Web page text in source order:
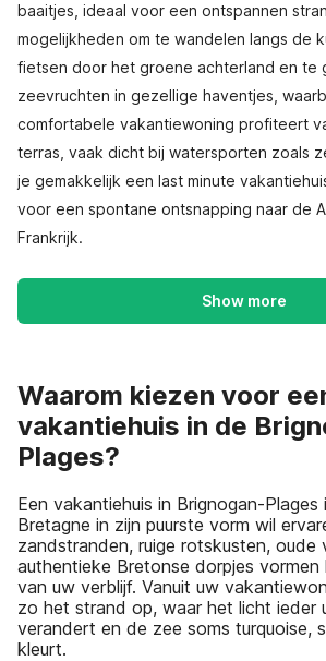
baaitjes, ideaal voor een ontspannen
mogelijkheden om te wandelen langs de
fietsen door het groene achterland en te
zeevruchten in gezellige haventjes,
comfortabele vakantiewoning profiteert
terras, vaak dicht bij watersporten zoals
je gemakkelijk een last minute
voor een spontane ontsnapping naar de
Frankrijk.
Show more
Waarom kiezen voor
vakantiehuis in de
Plages?
Een vakantiehuis in Brignogan-
Bretagne in zijn puurste vorm wil
zandstranden, ruige rotskusten, oude
authentieke Bretonse dorpjes
van uw verblijf. Vanuit uw
zo het strand op, waar het licht ieder
verandert en de zee soms turquoise,
kleurt.